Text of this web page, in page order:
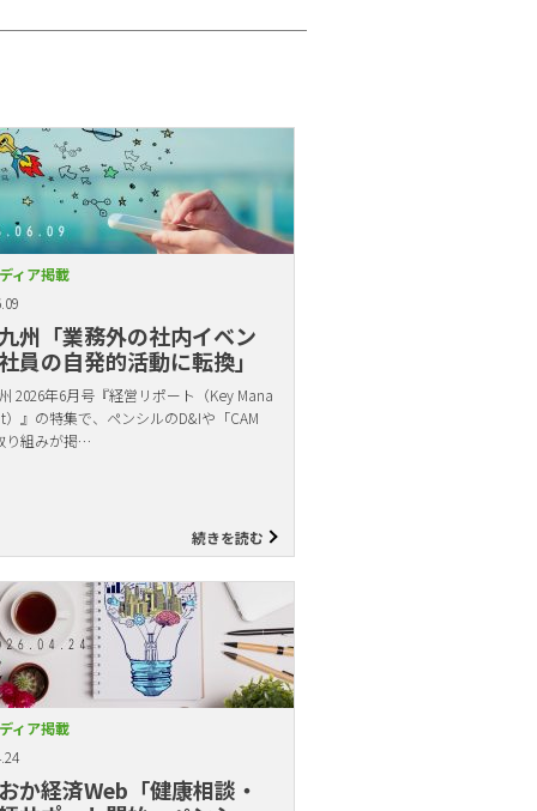
ィア掲載
州「業務外の社内イベン
員の自発的活動に転換」
2026年6月号『経営リポート（Key Mana
』の特集で、ペンシルのD&Iや「CAM
り組みが掲…
続きを読む
ィア掲載
か経済Web「健康相談・